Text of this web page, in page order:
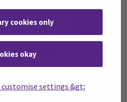
cookies only
okay
customise settings &gt;